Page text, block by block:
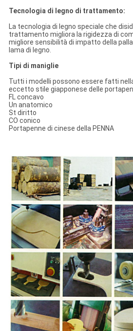
Tecnologia di legno di trattamento:
La tecnologia di legno speciale che
trattamento migliora la rigidezza di
migliore sensibilità di impatto della
lama di legno.
Tipi di maniglie
Tutti i modelli possono essere fatti
eccetto stile giapponese delle
FL concavo
Un anatomico
St diritto
CO conico
Portapenne di cinese della PENNA